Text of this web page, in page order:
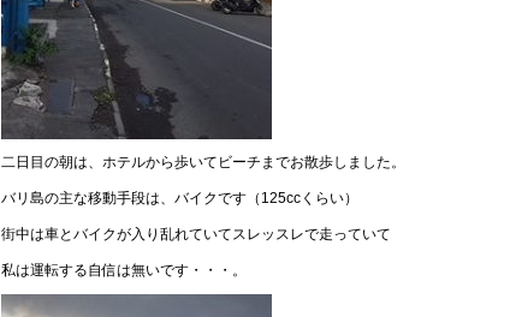
二日目の朝は、ホテルから歩いてビーチまでお散歩しました。
バリ島の主な移動手段は、バイクです（125ccくらい）
街中は車とバイクが入り乱れていてスレッスレで走っていて
私は運転する自信は無いです・・・。